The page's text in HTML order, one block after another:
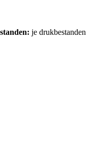
je drukbestanden